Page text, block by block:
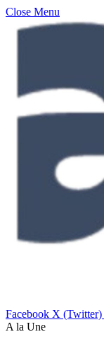
Close Menu
Facebook X (Twitter)
A la Une